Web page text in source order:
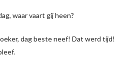
waar vaart gij heen?
dag beste neef! Dat werd tijd!